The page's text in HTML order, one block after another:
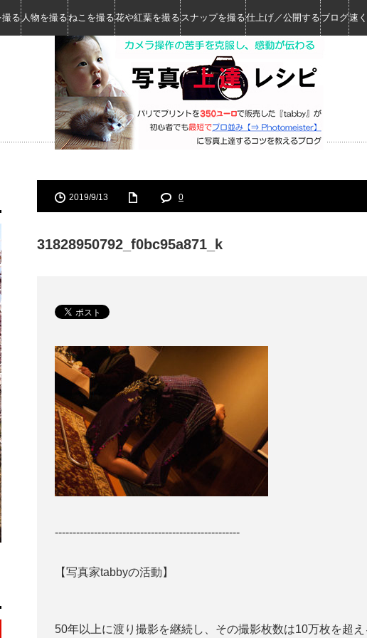
撮る 人物を撮るねこを撮る花や紅葉を撮る スナップを撮る仕上げ／公開する ブログ速
2019/9/13 0
31828950792_f0bc95a871_k
----------------------------------------------------
【写真家tabbyの活動】
50年以上に渡り撮影を継続し、その撮影枚数は10万枚を超